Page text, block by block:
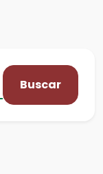
Buscar